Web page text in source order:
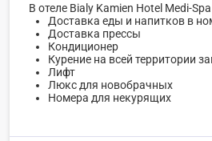
В отеле Bialy Kamien Hotel Medi-
Доставка еды и напитков в
Доставка прессы
Кондиционер
Курение на всей территории
Лифт
Люкс для новобрачных
Номера для некурящих